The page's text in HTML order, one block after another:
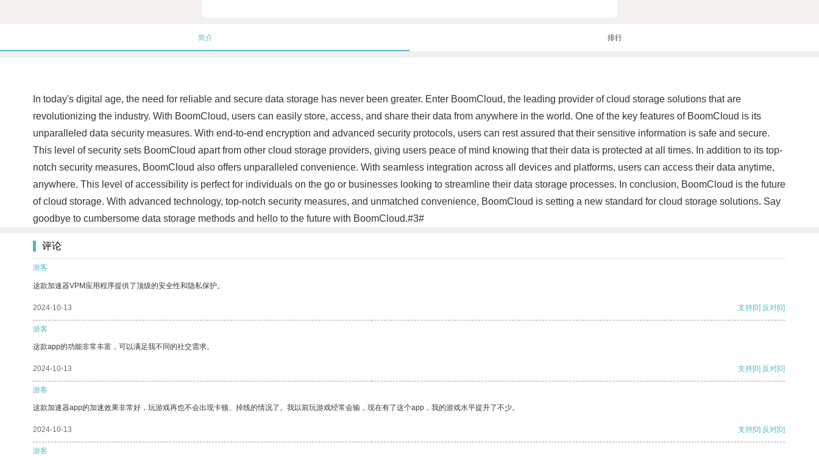
简介 排行
In today's digital age, the need for reliable and secure data storage has never been greater. Enter BoomCloud, the leading provider of cloud storage solutions that are
revolutionizing the industry. With BoomCloud, users can easily store, access, and share their data from anywhere in the world. One of the key features of BoomCloud is its
unparalleled data security measures. With end-to-end encryption and advanced security protocols, users can rest assured that their sensitive information is safe and secure.
This level of security sets BoomCloud apart from other cloud storage providers, giving users peace of mind knowing that their data is protected at all times. In addition to its top-
notch security measures, BoomCloud also offers unparalleled convenience. With seamless integration across all devices and platforms, users can access their data anytime,
anywhere. This level of accessibility is perfect for individuals on the go or businesses looking to streamline their data storage processes. In conclusion, BoomCloud is the future
of cloud storage. With advanced technology, top-notch security measures, and unmatched convenience, BoomCloud is setting a new standard for cloud storage solutions. Say
goodbye to cumbersome data storage methods and hello to the future with BoomCloud.#3#
评论
游客
这款加速器VPM应用程序提供了顶级的安全性和隐私保护。
2024-10-13 支持[0] 反对[0]
游客
这款app的功能非常丰富，可以满足我不同的社交需求。
2024-10-13 支持[0] 反对[0]
游客
这款加速器app的加速效果非常好，玩游戏再也不会出现卡顿、掉线的情况了。我以前玩游戏经常会输，现在有了这个app，我的游戏水平提升了不少。
2024-10-13 支持[0] 反对[0]
游客